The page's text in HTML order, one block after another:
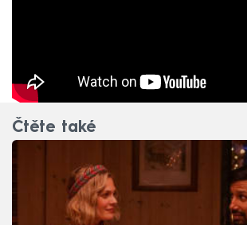
Čtěte také